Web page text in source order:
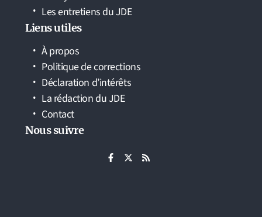
Les entretiens du JDE
Liens utiles
À propos
Politique de corrections
Déclaration d’intérêts
La rédaction du JDE
Contact
Nous suivre